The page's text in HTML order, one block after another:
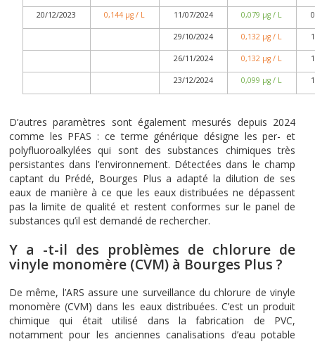
20/12/2023 0,144 µg / L 11/07/2024 0,079 µg / L
29/10/2024 0,132 µg / L
26/11/2024 0,132 µg / L
23/12/2024 0,099 µg / L
D’autres paramètres sont également mesurés depuis 2024
comme les PFAS : ce terme générique désigne les per- et
polyfluoroalkylées qui sont des substances chimiques très
persistantes dans l’environnement. Détectées dans le champ
captant du Prédé, Bourges Plus a adapté la dilution de ses
eaux de manière à ce que les eaux distribuées ne dépassent
pas la limite de qualité et restent conformes sur le panel de
substances qu’il est demandé de rechercher.
Y a -t-il des problèmes de chlorure de
vinyle monomère (CVM) à Bourges Plus ?
De même, l’ARS assure une surveillance du chlorure de vinyle
monomère (CVM) dans les eaux distribuées. C’est un produit
chimique qui était utilisé dans la fabrication de PVC,
notamment pour les anciennes canalisations d’eau potable